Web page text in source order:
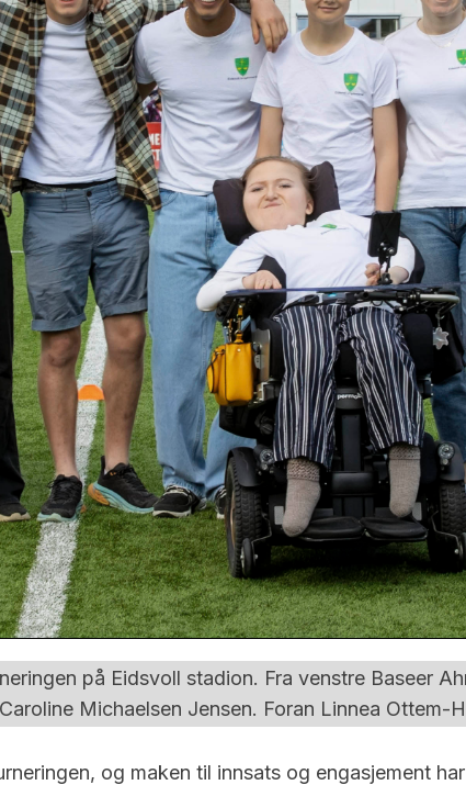
på Eidsvoll stadion. Fra venstre Baseer
Michaelsen Jensen. Foran Linnea Ottem-
og maken til innsats og engasjement